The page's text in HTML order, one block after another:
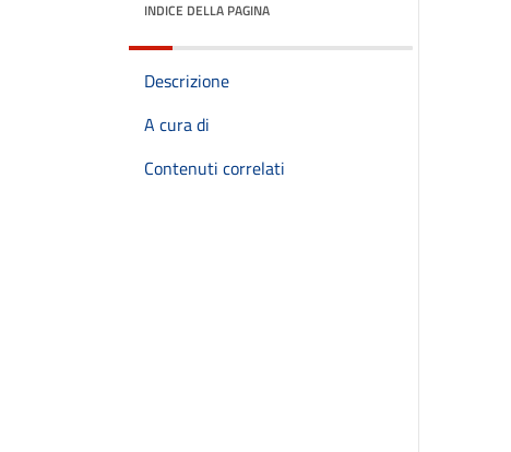
INDICE DELLA PAGINA
Descrizione
A cura di
Contenuti correlati